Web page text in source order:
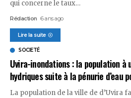
qui concerne le taux…
Rédaction 6 ans ago
Lire la suite
SOCIETÉ
Uvira-inondations : la population à
hydriques suite à la pénurie d’eau
La population de la ville de d’Uvira